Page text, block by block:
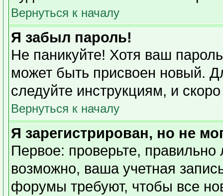
Вернуться к началу
Я забыл пароль!
Не паникуйте! Хотя ваш
может быть присвоен новый.
следуйте инструкциям, и
Вернуться к началу
Я зарегистрирован, но не
Первое: проверьте,
возможно, ваша учетная
форумы требуют, чтобы все